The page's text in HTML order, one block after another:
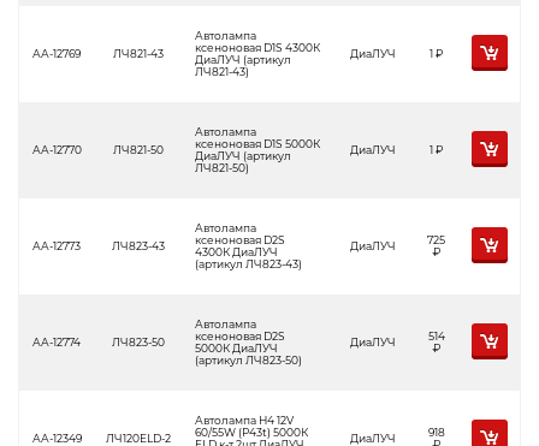
АА-12769 ЛЧ821-43
Автолампа
ксеноновая D1S 4300К
ДиаЛУЧ (артикул
ЛЧ821-43)
ДиаЛУЧ 1Р
АА-12770 ЛЧ821-50
Автолампа
ксеноновая D1S 5000К
ДиаЛУЧ (артикул
ЛЧ821-50)
ДиаЛУЧ 1Р
АА-12773 ЛЧ823-43
Автолампа
ксеноновая D2S
4300К ДиаЛУЧ
(артикул ЛЧ823-43)
ДиаЛУЧ
725
Р
АА-12774 ЛЧ823-50
Автолампа
ксеноновая D2S
5000К ДиаЛУЧ
(артикул ЛЧ823-50)
ДиаЛУЧ
514
Р
АА-12349 ЛЧ120ELD-2
Автолампа Н4 12V
60/55W (P43t) 5000К
ДиаЛУЧ
918